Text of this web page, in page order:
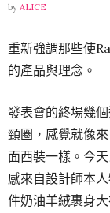
by ALICE
重新強調那些使
的產品與理念。
發表會的終場幾
頸圈，感覺就像
面西裝一樣。今
感來自設計師本
件奶油羊絨裹身